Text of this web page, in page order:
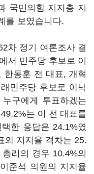
국민의힘 지지층 지
를 보였습니다.
차 정기 여론조사 결
서 민주당 후보로 이
동훈 전 대표, 개혁
민주당 후보로 이낙
구에게 투표하겠는
는 이 전 대표를
한 응답은 24.1%였
의 지지율 격차는 25.
리의 경우 10.4%의
준석 의원의 지지율